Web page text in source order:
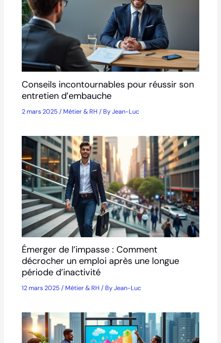
Conseils incontournables pour réussir son
entretien d’embauche
2 mars 2025/ Métier & RH / ByJean-Luc
Émerger de l’impasse : Comment
décrocher un emploi après une longue
période d’inactivité
12 mars 2025/ Métier & RH / ByJean-Luc